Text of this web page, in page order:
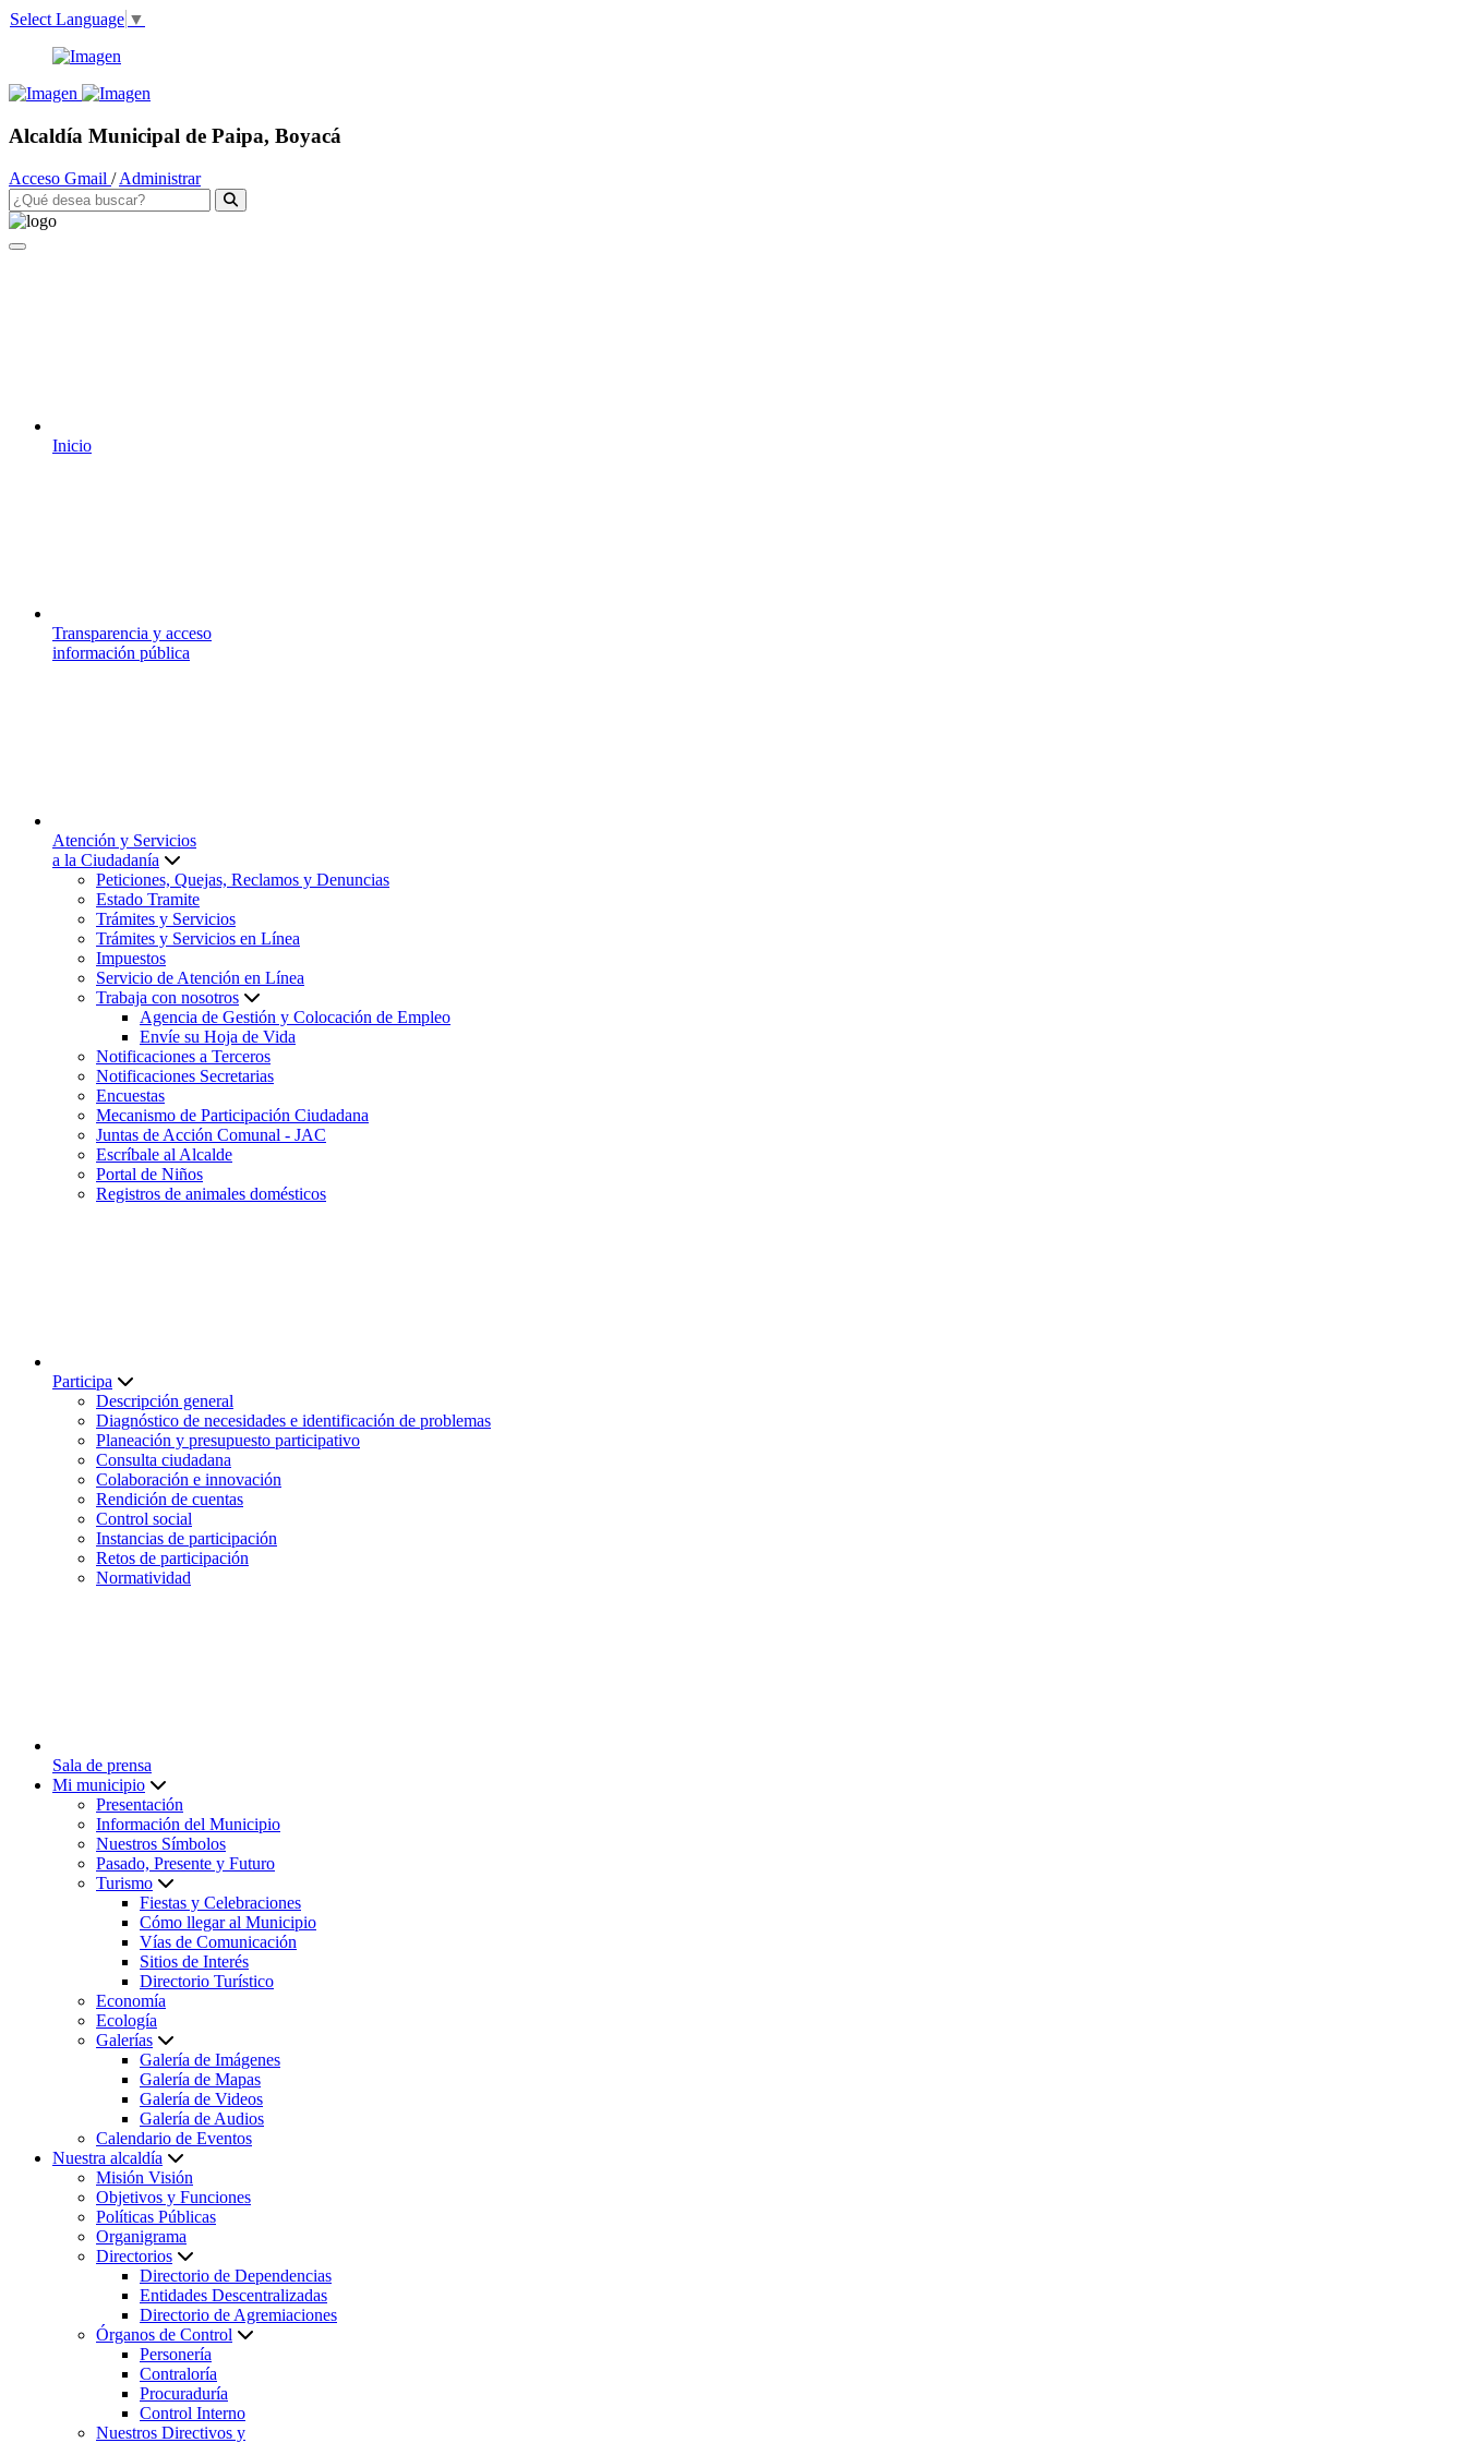
Select Language ▼
Alcaldía Municipal de Paipa, Boyacá
Acceso Gmail /Administrar
Inicio
Transparencia y acceso
información pública
Atención y Servicios
a la Ciudadanía
Peticiones, Quejas, Reclamos y Denuncias
Estado Tramite
Trámites y Servicios
Trámites y Servicios en Línea
Impuestos
Servicio de Atención en Línea
Trabaja con nosotros
Agencia de Gestión y Colocación de Empleo
Envíe su Hoja de Vida
Notificaciones a Terceros
Notificaciones Secretarias
Encuestas
Mecanismo de Participación Ciudadana
Juntas de Acción Comunal - JAC
Escríbale al Alcalde
Portal de Niños
Registros de animales domésticos
Participa
Descripción general
Diagnóstico de necesidades e identificación de problemas
Planeación y presupuesto participativo
Consulta ciudadana
Colaboración e innovación
Rendición de cuentas
Control social
Instancias de participación
Retos de participación
Normatividad
Sala de prensa
Mi municipio
Presentación
Información del Municipio
Nuestros Símbolos
Pasado, Presente y Futuro
Turismo
Fiestas y Celebraciones
Cómo llegar al Municipio
Vías de Comunicación
Sitios de Interés
Directorio Turístico
Economía
Ecología
Galerías
Galería de Imágenes
Galería de Mapas
Galería de Videos
Galería de Audios
Calendario de Eventos
Nuestra alcaldía
Misión Visión
Objetivos y Funciones
Políticas Públicas
Organigrama
Directorios
Directorio de Dependencias
Entidades Descentralizadas
Directorio de Agremiaciones
Órganos de Control
Personería
Contraloría
Procuraduría
Control Interno
Nuestros Directivos y